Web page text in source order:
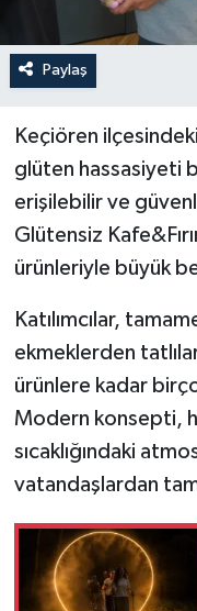
Paylaş
Keçiören
glüten hassasiyeti
erişilebilir ve
Glütensiz
ürünleriyle büyük
Katılımcılar,
ekmeklerden
ürünlere kadar
Modern konsepti,
sıcaklığındaki
vatandaşlardan